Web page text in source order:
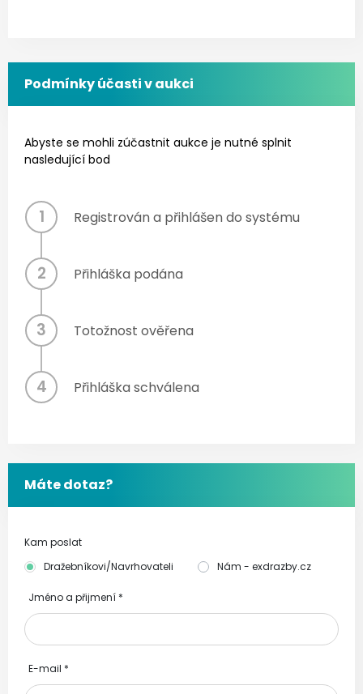
Podmínky účasti v aukci
Abyste se mohli zúčastnit aukce je nutné splnit
nasledující bod
1 Registrován a přihlášen do systému
2 Přihláška podána
3 Totožnost ověřena
4 Přihláška schválena
Máte dotaz?
Kam poslat
Dražebníkovi/Navrhovateli
Nám - exdrazby.cz
Jméno a přijmení *
E-mail *